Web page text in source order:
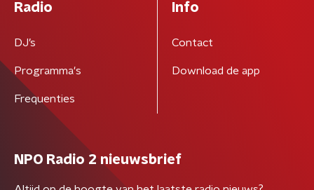
Radio
DJ’s
Programma's
Frequenties
Info
Contact
Download de app
NPO Radio 2 nieuwsbrief